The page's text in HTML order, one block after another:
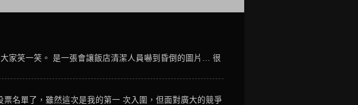
家笑一笑。 是一張會讓飯店清潔人員嚇到昏倒的圖片… 很
名單了，雖然這次是我的第一 次入圍，但面對廣大的競爭